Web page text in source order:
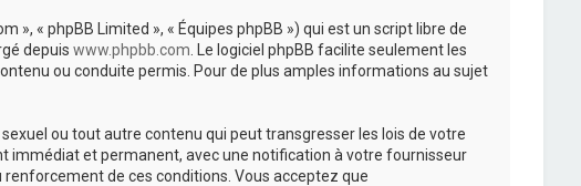
», « phpBB Limited », « Équipes phpBB ») qui est un script libre de
depuis www.phpbb.com . Le logiciel phpBB facilite seulement les
ou conduite permis. Pour de plus amples informations au sujet
ou tout autre contenu qui peut transgresser les lois de votre
immédiat et permanent, avec une notification à votre fournisseur
renforcement de ces conditions. Vous acceptez que